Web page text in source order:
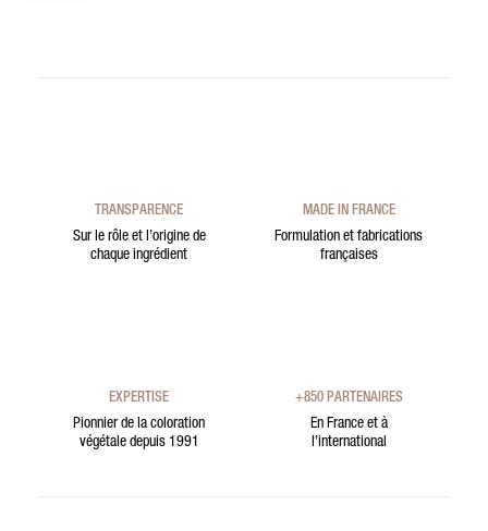
TRANSPARENCE
Sur le rôle et l’origine de
chaque ingrédient
MADE IN FRANCE
Formulation et fabrications
françaises
EXPERTISE
Pionnier de la coloration
végétale depuis 1991
+850 PARTENAIRES
En France et à
l’international